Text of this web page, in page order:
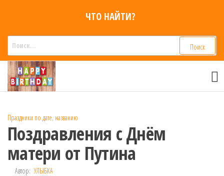
содержимому
ЧТО НАЙТИ?
поздравления
Голосовые смс
приколы на
мобильный
для мужчин,
Праздники по дате, названию
Поздравления с Днём
матери от Путина
Автор: УЛЫБКА